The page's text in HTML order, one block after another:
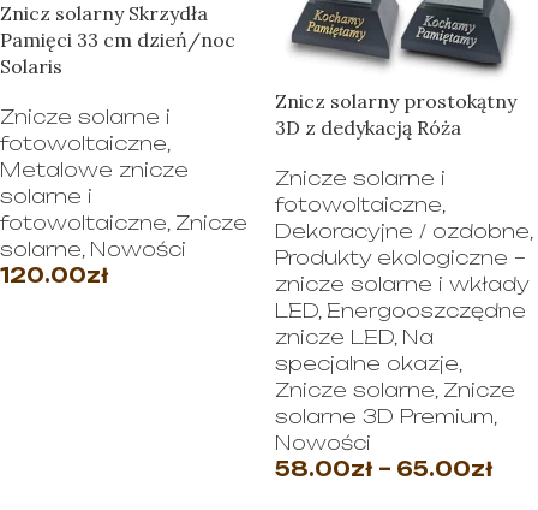
Znicz solarny Skrzydła
Pamięci 33 cm dzień/noc
Solaris
Znicze solarne i
fotowoltaiczne,
Metalowe znicze
solarne i
fotowoltaiczne, Znicze
solarne, Nowości
120.00zł
Znicz solarny prostokątny
3D z dedykacją Róża
Znicze solarne i
fotowoltaiczne,
Dekoracyjne / ozdobne,
Produkty ekologiczne –
znicze solarne i wkłady
LED, Energooszczędne
znicze LED, Na
specjalne okazje,
Znicze solarne, Znicze
solarne 3D Premium,
Nowości
58.00zł – 65.00zł